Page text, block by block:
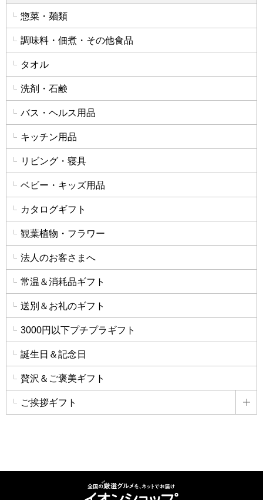
惣菜・麺類
調味料・佃煮・その他食品
タオル
洗剤・石鹸
バス・ヘルス用品
キッチン用品
リビング・寝具
ベビー・キッズ用品
カタログギフト
観葉植物・フラワー
法人のお客さまへ
常温＆消耗品ギフト
送別＆お礼のギフト
3000円以下プチプラギフト
誕生日＆記念日
贅沢＆ご褒美ギフト
ご挨拶ギフト 詳